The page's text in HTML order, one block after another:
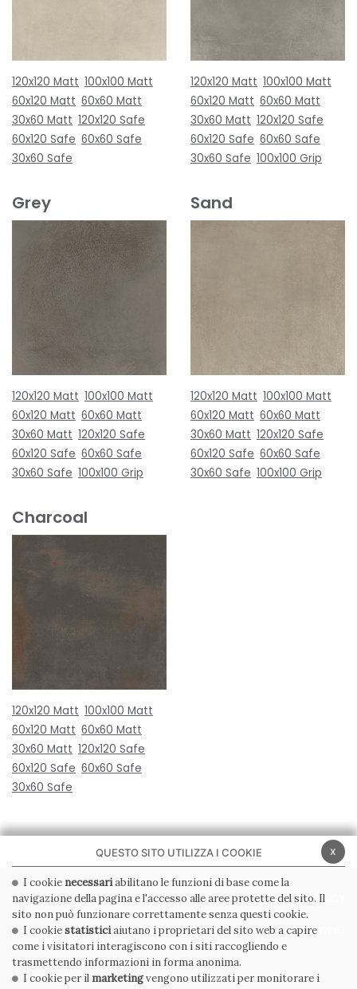
120x120 Matt 100x100 Matt
60x120 Matt 60x60 Matt
30x60 Matt 120x120 Safe
60x120 Safe 60x60 Safe
30x60 Safe
120x120 Matt 100x100 Matt
60x120 Matt 60x60 Matt
30x60 Matt 120x120 Safe
60x120 Safe 60x60 Safe
30x60 Safe 100x100 Grip
Grey
120x120 Matt 100x100 Matt
60x120 Matt 60x60 Matt
30x60 Matt 120x120 Safe
60x120 Safe 60x60 Safe
30x60 Safe 100x100 Grip
Sand
120x120 Matt 100x100 Matt
60x120 Matt 60x60 Matt
30x60 Matt 120x120 Safe
60x120 Safe 60x60 Safe
30x60 Safe 100x100 Grip
Charcoal
120x120 Matt 100x100 Matt
60x120 Matt 60x60 Matt
30x60 Matt 120x120 Safe
60x120 Safe 60x60 Safe
30x60 Safe
PRIVACY POLICY COOKIE POLICY
CONDIZIONI GENERALI WHISTLEBLOWING
CODICE ETICO
x
QUESTO SITO UTILIZZA I COOKIE
I cookie necessariabilitano le funzioni di base come la
navigazione della pagina e l'accesso alle aree protette del sito. Il
sito non può funzionare correttamente senza questi cookie.
I cookiestatisticiaiutano i proprietari del sito web a capire
come i visitatori interagiscono con i siti raccogliendo e
trasmettendo informazioni in forma anonima.
I cookie per il marketingvengono utilizzati per monitorare i